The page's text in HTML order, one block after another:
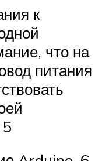
к
что на
питания